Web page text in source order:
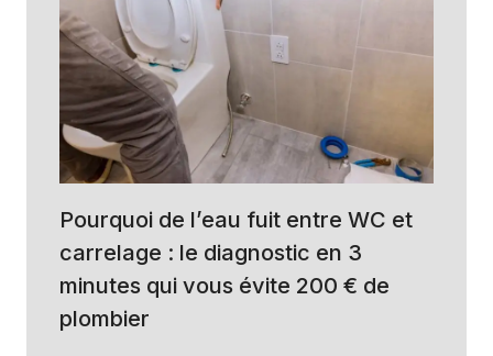
QUI
VOUS
APPREND
À
RÉPARER
AVANT
DE
PAYER
Pourquoi de l’eau fuit entre WC et
carrelage : le diagnostic en 3
minutes qui vous évite 200 € de
plombier